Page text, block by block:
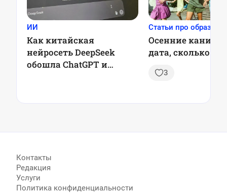
ИИ
Как китайская
нейросеть DeepSeek
обошла ChatGPT и
Статьи про
Осенние
дата, сколько
3
Контакты
Редакция
Услуги
Политика конфиденциальности